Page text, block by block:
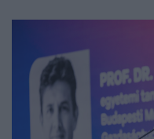
Magyarország
százalékkal is nőhet az
és az elektromobilitás
a helyzet megoldásához
megújuló erőműveknek
reagáló szereplőkké kell
időzített értékesítés